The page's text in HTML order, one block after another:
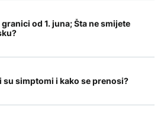
od 1. juna; Šta ne smijete
su simptomi i kako se prenosi?